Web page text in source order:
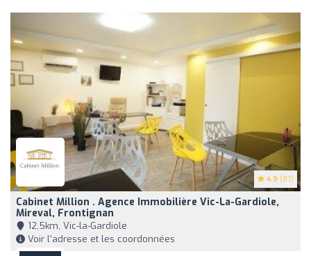
4.9 (87)
Cabinet Million . Agence Immobilière Vic-La-Gardiole,
Mireval, Frontignan
12,5km, Vic-la-Gardiole
Voir l'adresse et les coordonnées